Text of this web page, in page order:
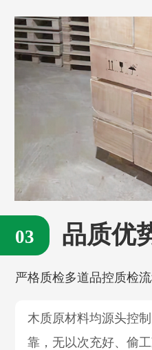
品质优
严格质检多道品控质检
木质原材料均源头控
靠，无以次充好、偷